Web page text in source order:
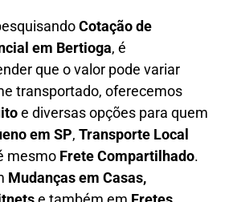
Cotação de
em Bertioga, é
que o valor pode variar
transportado, oferecemos
e diversas opções para quem
em SP, Transporte Local
mesmo Frete Compartilhado.
Mudanças em Casas,